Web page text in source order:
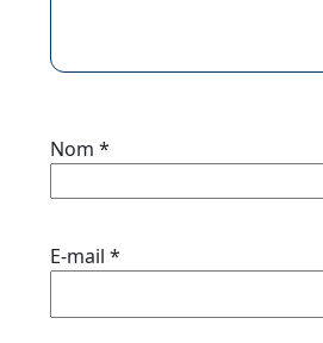
Nom *
E-mail *